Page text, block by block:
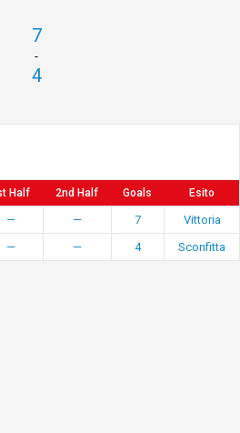
7
-
4
Half 2nd Half Goals Esito
— — 7
Vittoria
— — 4 Sconfitta